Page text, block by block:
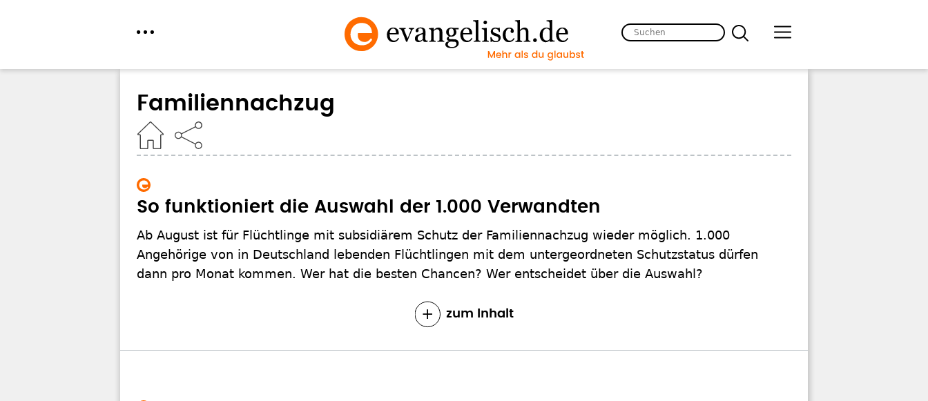
Familiennachzug
So funktioniert die Auswahl der 1.000 Verwandten
Ab August ist für Flüchtlinge mit subsidiärem Schutz der Familiennachzug wieder möglich. 1.000
Angehörige von in Deutschland lebenden Flüchtlingen mit dem untergeordneten Schutzstatus dürfen
dann pro Monat kommen. Wer hat die besten Chancen? Wer entscheidet über die Auswahl?
zum Inhalt